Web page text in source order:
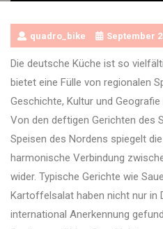
quadro_bike September
Die deutsche Küche ist so
bietet eine Fülle von regionalen
Geschichte, Kultur und
Von den deftigen Gerichten des
Speisen des Nordens spiegelt
harmonische Verbindung
wider. Typische Gerichte wie
Kartoffelsalat haben nicht nur in
international Anerkennung